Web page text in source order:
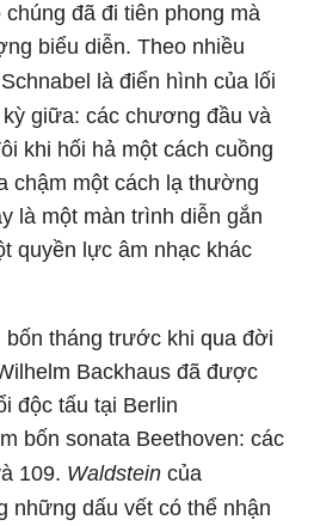
đã đi tiên phong mà
biểu diễn. Theo nhiều
là điển hình của lối
giữa: các chương đầu và
khi hối hả một cách cuồng
chậm một cách lạ thường
là một màn trình diễn gắn
quyền lực âm nhạc khác
bốn tháng trước khi qua đời
Backhaus đã được
độc tấu tại Berlin
bốn sonata Beethoven: các
109. Waldstein của
những dấu vết có thể nhận